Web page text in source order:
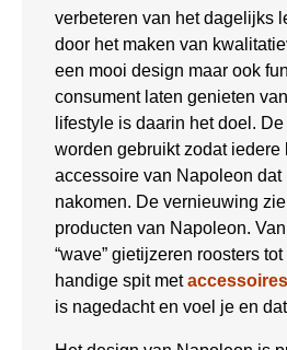
verbeteren van het dagelijks
door het maken van
een mooi design maar ook
consument laten genieten
lifestyle is daarin het doel.
worden gebruikt zodat iedere
accessoire van Napoleon dat
nakomen. De vernieuwing
producten van Napoleon.
“wave” gietijzeren roosters
handige spit metaccessoires
is nagedacht en voel je en